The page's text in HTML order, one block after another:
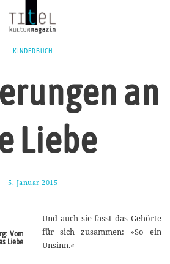
KINDERBUCH
an
Liebe
5. Januar 2015
u
u
s
Vom
Liebe
Und auch sie fasst das Gehörte
für sich zusammen: »So ein
Unsinn.«